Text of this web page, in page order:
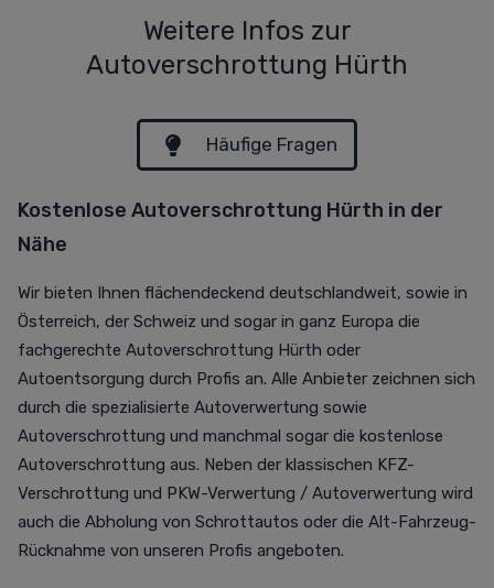
Weitere Infos zur
Autoverschrottung Hürth
Häufige Fragen
Kostenlose Autoverschrottung Hürth in der
Nähe
Wir bieten Ihnen flächendeckend deutschlandweit, sowie in
Österreich, der Schweiz und sogar in ganz Europa die
fachgerechte Autoverschrottung Hürth oder
Autoentsorgung durch Profis an. Alle Anbieter zeichnen sich
durch die spezialisierte Autoverwertung sowie
Autoverschrottung und manchmal sogar die kostenlose
Autoverschrottung aus. Neben der klassischen KFZ-
Verschrottung und PKW-Verwertung / Autoverwertung wird
auch die Abholung von Schrottautos oder die Alt-Fahrzeug-
Rücknahme von unseren Profis angeboten.